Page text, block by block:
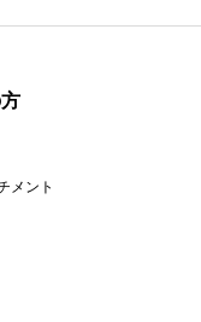
メント